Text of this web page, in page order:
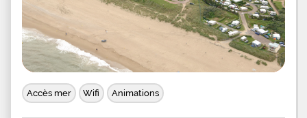
Accès mer Wifi Animations